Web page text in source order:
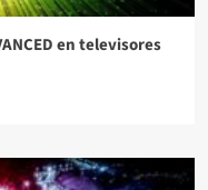
en televisores